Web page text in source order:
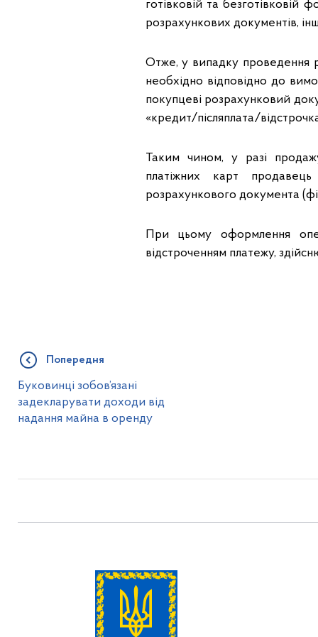
готівковій та безготівковій
розрахункових документів,
Отже, у випадку проведення
необхідно відповідно до
покупцеві розрахунковий
«кредит/післяплата/
Таким чином, у разі
платіжних карт
розрахункового документа
При цьому оформлення
відстроченням платежу,
Попередня
Буковинці зобов’язані
задекларувати доходи від
надання майна в оренду